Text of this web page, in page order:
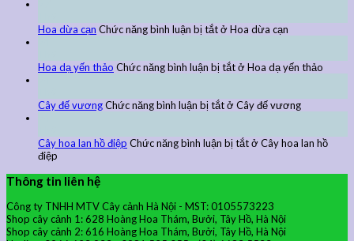
Hoa dừa cạn Chức năng bình luận bị tắtở Hoa dừa cạn
Hoa dạ yến thảo Chức năng bình luận bị tắtở Hoa dạ yến thảo
Cây đế vươngChức năng bình luận bị tắtở Cây đế vương
Cây hoa lan hồ điệp Chức năng bình luận bị tắtở Cây hoa lan hồ
điệp
Thông tin liên hệ
Công ty TNHH MTV Cây cảnh Hà Nội - MST: 0105573223
Shop cây cảnh 1: 628 Hoàng Hoa Thám, Bưởi, Tây Hồ, Hà Nội
Shop cây cảnh 2: 616 Hoàng Hoa Thám, Bưởi, Tây Hồ, Hà Nội